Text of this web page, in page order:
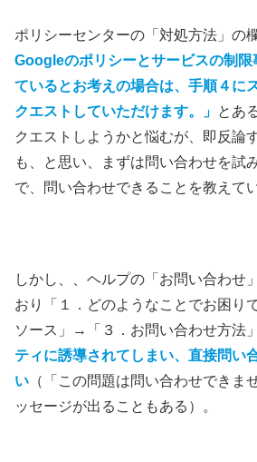
ポリシーセンターの「対処方法」の
Googleのポリシーとサービスの制限
ているとお考えの場合は、手順４に
クエストしていただけます。」 とあ
クエストしようかと悩むが、即反論
も、と思い、まずは問い合わせを試
で、問い合わせできることを教えて
しかし、、ヘルプの「お問い合わせ
おり「１．どのようなことでお困り
ソース」→「３．お問い合わせ方法
ティに誘導されてしまい、直接問い
い （「この問題は問い合わせできま
ッセージが出ることもある）。